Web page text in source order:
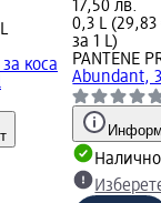
коса
17,50 лв.
0,3 L (29,83
за 1 L)
PANTENE
Abundant,